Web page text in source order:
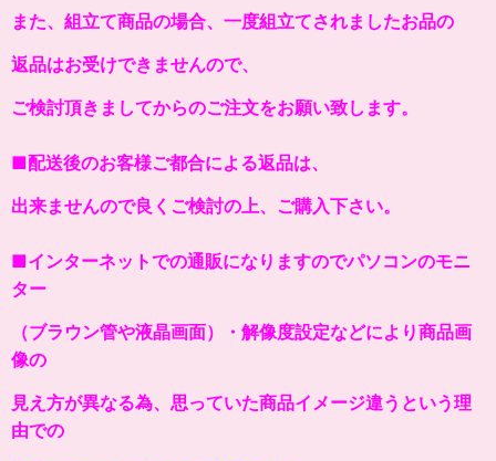
また、組立て商品の場合、一度組立てされましたお品の
返品はお受けできませんので、
ご検討頂きましてからのご注文をお願い致します。
■配送後のお客様ご都合による返品は、
出来ませんので良くご検討の上、ご購入下さい。
■インターネットでの通販になりますのでパソコンのモニ
ター
（ブラウン管や液晶画面）・解像度設定などにより商品画
像の
見え方が異なる為、思っていた商品イメージ違うという理
由での